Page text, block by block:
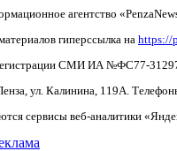
агентство
гиперссылка на https://
СМИ ИА №ФС77-31297
ул. Калинина, 119А.
сервисы веб-аналитики